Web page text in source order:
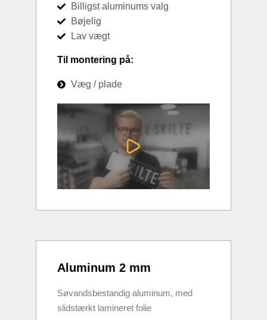
Billigst aluminums valg
Bøjelig
Lav vægt
Til montering på:
Væg / plade
Aluminum 2 mm
Søvandsbestandig aluminum, med
slidstærkt lamineret folie